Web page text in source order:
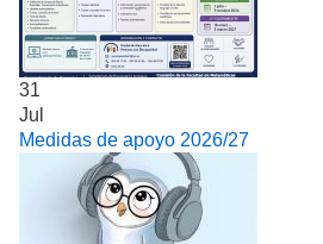
31
Jul
Medidas de apoyo 2026/27